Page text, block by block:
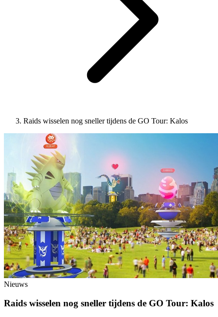
Raids wisselen nog sneller tijdens de GO Tour: Kalos
Nieuws
Raids wisselen nog sneller tijdens de GO Tour: Kalos